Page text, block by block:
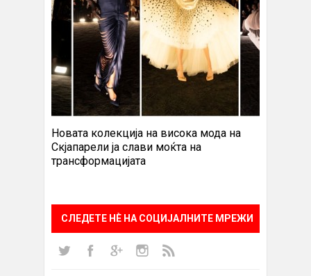
Новата колекција на висока мода на
Скјапарели ја слави моќта на
трансформацијата
СЛЕДЕТЕ НÈ НА СОЦИЈАЛНИТЕ МРЕЖИ